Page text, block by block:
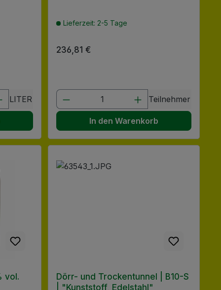
um die Anzahl zu erhöhen oder
oder benutze die Schaltflächen um
den gewünschten Wert ein oder
LITER
Lieferzeit: 2-5 Tage
Regulärer Preis:
236,81 €
Produkt Anzahl: Gib den
Teilnehmer
In den Warenkorb
vol.
Dörr- und Trockentunnel | B10-S
| "Kunststoff, Edelstahl"